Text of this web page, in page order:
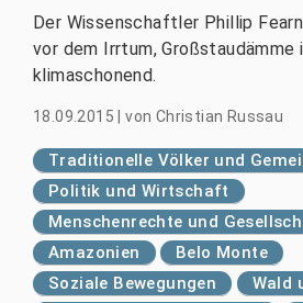
Der Wissenschaftler Phillip
vor dem Irrtum, Großstaudämme
klimaschonend.
18.09.2015 |von Christian Russau
Traditionelle Völker und
Politik und Wirtschaft
Menschenrechte und
Amazonien
Belo Monte
Soziale Bewegungen
Wald